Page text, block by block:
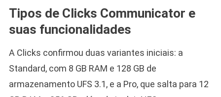
Tipos de Clicks Communicator e
suas funcionalidades
A Clicks confirmou duas variantes iniciais: a
Standard, com 8 GB RAM e 128 GB de
armazenamento UFS 3.1, e a Pro, que salta para 12